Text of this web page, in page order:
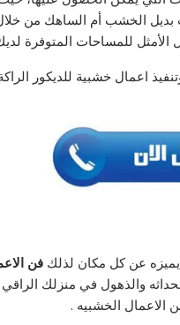
الخشب أم الساهك من خلال
للمساحات المتوفرة
اعمال خشبية للديكور
عن كل مكان لذلك فن
والذهول في منزلك الراقي
الاعمال الخشبيه .